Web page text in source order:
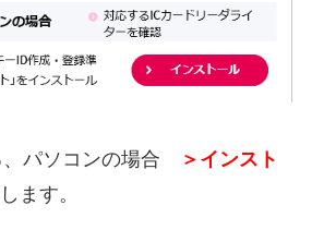
、パソコンの場合
＞インスト
ます。